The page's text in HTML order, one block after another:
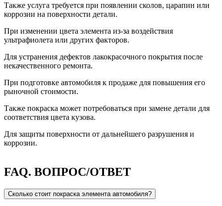
Также услуга требуется при появлении сколов, царапин или
коррозии на поверхности детали.
При изменении цвета элемента из-за воздействия
ультрафиолета или других факторов.
Для устранения дефектов лакокрасочного покрытия после
некачественного ремонта.
При подготовке автомобиля к продаже для повышения его
рыночной стоимости.
Также покраска может потребоваться при замене детали для
соответствия цвета кузова.
Для защиты поверхности от дальнейшего разрушения и
коррозии.
FAQ. ВОПРОС/ОТВЕТ
Сколько стоит покраска элемента автомобиля?